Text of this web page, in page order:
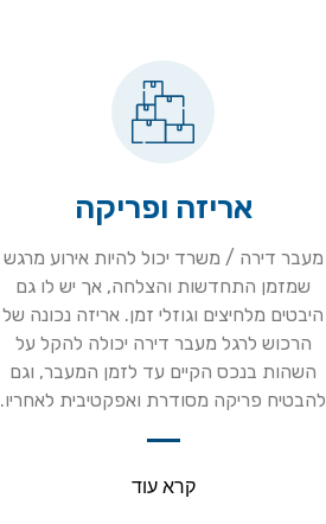
אריזה ופריקה
מעבר דירה / משרד יכול להיות אירוע מרגש
שמזמן התחדשות והצלחה, אך יש לו גם
היבטים מלחיצים וגוזלי זמן. אריזה נכונה של
הרכוש לרגל מעבר דירה יכולה להקל על
השהות בנכס הקיים עד לזמן המעבר, וגם
להבטיח פריקה מסודרת ואפקטיבית לאחריו.
קרא עוד